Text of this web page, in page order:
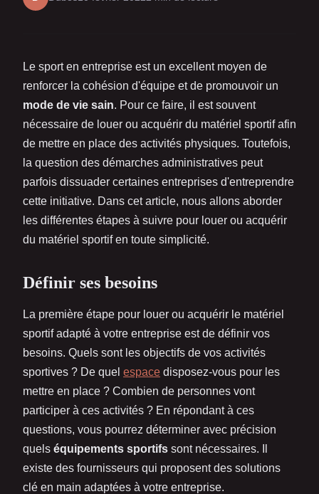
Le sport en entreprise est un excellent moyen de
renforcer la cohésion d'équipe et de promouvoir un
mode de vie sain. Pour ce faire, il est souvent
nécessaire de louer ou acquérir du matériel sportif afin
de mettre en place des activités physiques. Toutefois,
la question des démarches administratives peut
parfois dissuader certaines entreprises d'entreprendre
cette initiative. Dans cet article, nous allons aborder
les différentes étapes à suivre pour louer ou acquérir
du matériel sportif en toute simplicité.
Définir ses besoins
La première étape pour louer ou acquérir le matériel
sportif adapté à votre entreprise est de définir vos
besoins. Quels sont les objectifs de vos activités
sportives ? De quel espace disposez-vous pour les
mettre en place ? Combien de personnes vont
participer à ces activités ? En répondant à ces
questions, vous pourrez déterminer avec précision
quels équipements sportifs sont nécessaires. Il
existe des fournisseurs qui proposent des solutions
clé en main adaptées à votre entreprise.